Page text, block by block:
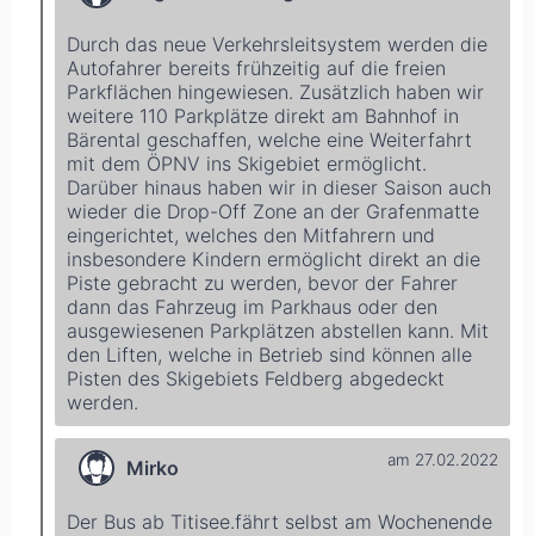
Durch das neue Verkehrsleitsystem werden die
Autofahrer bereits frühzeitig auf die freien
Parkflächen hingewiesen. Zusätzlich haben wir
weitere 110 Parkplätze direkt am Bahnhof in
Bärental geschaffen, welche eine Weiterfahrt
mit dem ÖPNV ins Skigebiet ermöglicht.
Darüber hinaus haben wir in dieser Saison auch
wieder die Drop-Off Zone an der Grafenmatte
eingerichtet, welches den Mitfahrern und
insbesondere Kindern ermöglicht direkt an die
Piste gebracht zu werden, bevor der Fahrer
dann das Fahrzeug im Parkhaus oder den
ausgewiesenen Parkplätzen abstellen kann. Mit
den Liften, welche in Betrieb sind können alle
Pisten des Skigebiets Feldberg abgedeckt
werden.
Mirko am 27.02.2022
Der Bus ab Titisee.fährt selbst am Wochenende